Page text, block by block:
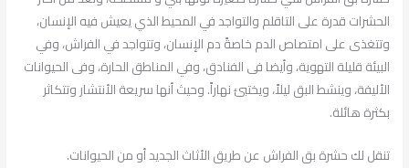
الحشرات قدرة على التاقلم والتواجد في المحيط الذي يعيش فيه الإنسان،
وتتغذى على امتصاص الدم خاصةً دم الإنسان، وتتواجد في الفراش، وفي
البيئة قليلة التهوية، وأيضا فى الفنادق، وفي المناطق الحارة، وفى الحيوانات
الأليفة، وينشط البق ليلاً، ويختبئ نهاراً. وحيث أنها سريعة الأنتشار وتتكاثر
بكثرة هائلة.
تنقل لك حشرة بق الفراش عن طريق الأثاث الجديد أو من الحيوانات.